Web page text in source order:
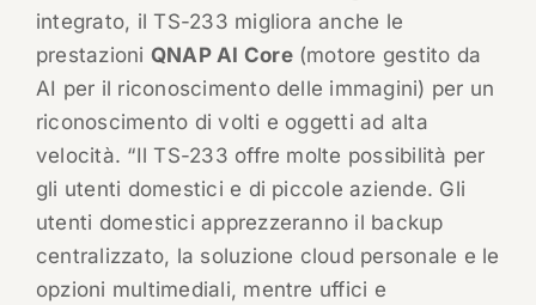
integrato, il TS-233 migliora anche le
prestazioni QNAP AI Core(motore gestito da
AI per il riconoscimento delle immagini) per un
riconoscimento di volti e oggetti ad alta
velocità. “Il TS-233 offre molte possibilità per
gli utenti domestici e di piccole aziende. Gli
utenti domestici apprezzeranno il backup
centralizzato, la soluzione cloud personale e le
opzioni multimediali, mentre uffici e